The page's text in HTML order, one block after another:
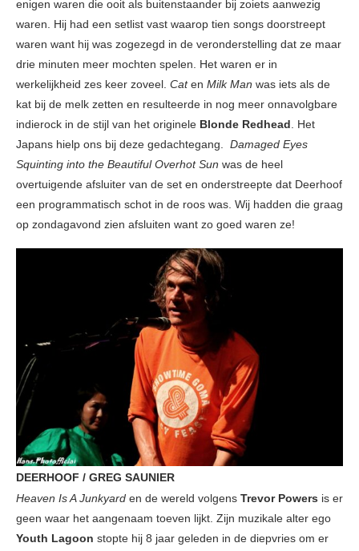
enigen waren die ooit als buitenstaander bij zoiets aanwezig
waren. Hij had een setlist vast waarop tien songs doorstreept
waren want hij was zogezegd in de veronderstelling dat ze maar
drie minuten meer mochten spelen. Het waren er in
werkelijkheid zes keer zoveel. Caten Milk Man was iets als de
kat bij de melk zetten en resulteerde in nog meer onnavolgbare
indierock in de stijl van het originele Blonde Redhead. Het
Japans hielp ons bij deze gedachtegang. Damaged Eyes
Squinting into the Beautiful Overhot Sun was de heel
overtuigende afsluiter van de set en onderstreepte dat Deerhoof
een programmatisch schot in de roos was. Wij hadden die graag
op zondagavond zien afsluiten want zo goed waren ze!
DEERHOOF / GREG SAUNIER
Heaven Is A Junkyard en de wereld volgens Trevor Powers is er
geen waar het aangenaam toeven lijkt. Zijn muzikale alter ego
Youth Lagoon stopte hij 8 jaar geleden in de diepvries om er